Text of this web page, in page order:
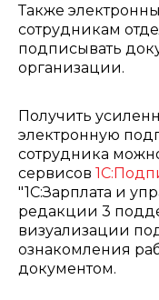
Также
сотрудникам
подписывать
организации.
Получить
электронную
сотрудника
сервисов
"1С:Зарплата и
редакции 3
визуализации
ознакомления
документом.